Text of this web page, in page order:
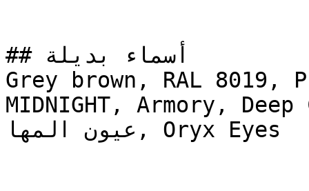
## أسماء بديلة
Grey brown, RAL
MIDNIGHT, Armory,
عيون المها, Oryx Eyes